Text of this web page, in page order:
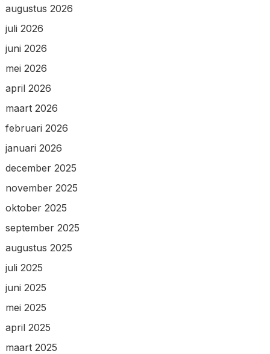
augustus 2026
juli 2026
juni 2026
mei 2026
april 2026
maart 2026
februari 2026
januari 2026
december 2025
november 2025
oktober 2025
september 2025
augustus 2025
juli 2025
juni 2025
mei 2025
april 2025
maart 2025